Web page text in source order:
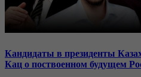
Кандидаты в президенты
Кац о поствоенном будущем